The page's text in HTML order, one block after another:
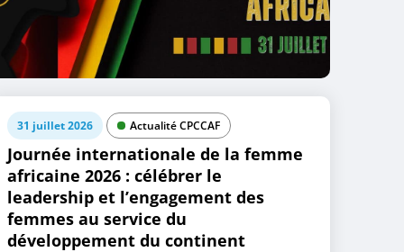
31 juillet 2026 Actualité CPCCAF
Journée internationale de la femme
africaine 2026 : célébrer le
leadership et l’engagement des
femmes au service du
développement du continent